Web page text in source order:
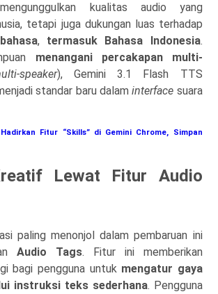
kualitas audio yang
tetapi juga dukungan luas terhadap
, termasuk Bahasa Indonesia.
menangani percakapan multi-
speaker), Gemini 3.1 Flash TTS
standar baru dalaminterface suara
Fitur “Skills” di Gemini Chrome, Simpan
Lewat Fitur Audio
paling menonjol dalam pembaruan ini
Audio Tags. Fitur ini memberikan
bagi pengguna untuk mengatur gaya
instruksi teks sederhana. Pengguna